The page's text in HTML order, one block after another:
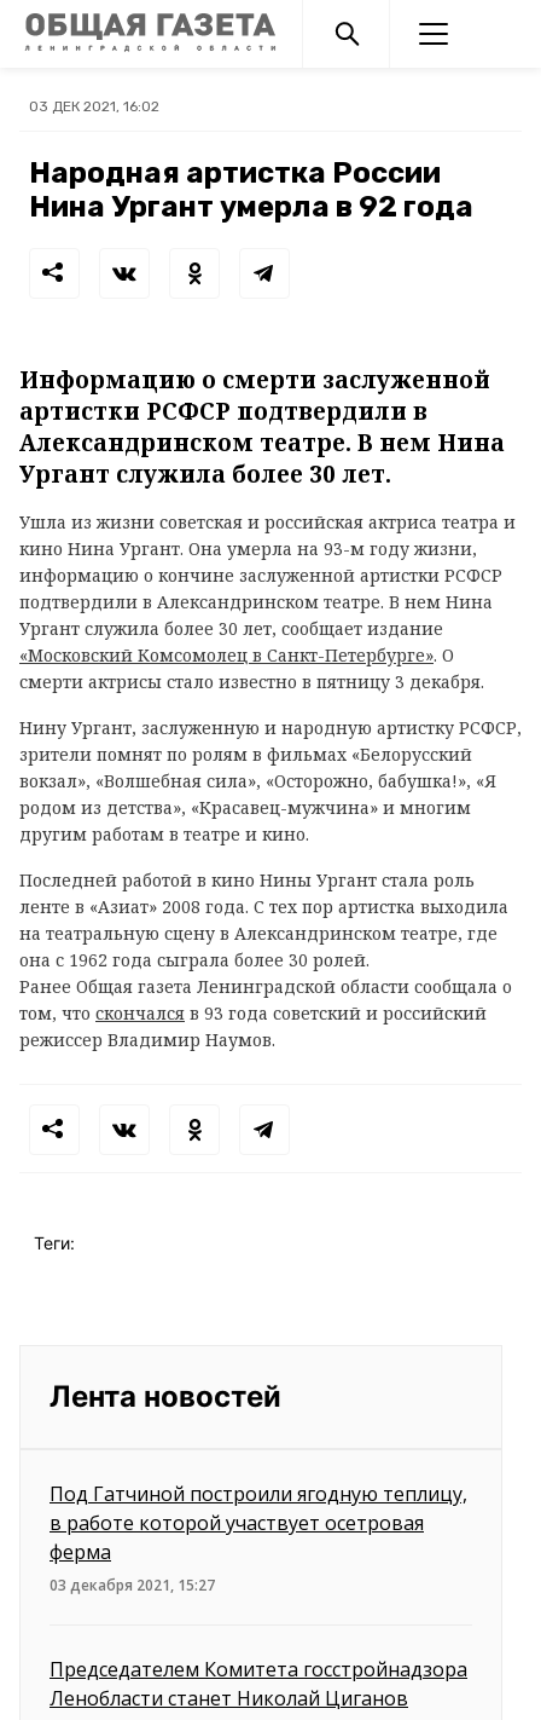
03 ДЕК 2021, 16:02
Народная артистка России
Нина Ургант умерла в 92 года
Информацию о смерти заслуженной
артистки РСФСР подтвердили в
Александринском театре. В нем Нина
Ургант служила более 30 лет.
Ушла из жизни советская и российская актриса театра и
кино Нина Ургант. Она умерла на 93-м году жизни,
информацию о кончине заслуженной артистки РСФСР
подтвердили в Александринском театре. В нем Нина
Ургант служила более 30 лет, сообщает издание
«Московский Комсомолец в Санкт-Петербурге». О
смерти актрисы стало известно в пятницу 3 декабря.
Нину Ургант, заслуженную и народную артистку РСФСР,
зрители помнят по ролям в фильмах «Белорусский
вокзал», «Волшебная сила», «Осторожно, бабушка!», «Я
родом из детства», «Красавец-мужчина» и многим
другим работам в театре и кино.
Последней работой в кино Нины Ургант стала роль
ленте в «Азиат» 2008 года. С тех пор артистка выходила
на театральную сцену в Александринском театре, где
она с 1962 года сыграла более 30 ролей.
Ранее Общая газета Ленинградской области сообщала о
том, что скончался в 93 года советский и российский
режиссер Владимир Наумов.
Теги:
Лента новостей
Под Гатчиной построили ягодную теплицу,
в работе которой участвует осетровая
ферма
03 декабря 2021, 15:27
Председателем Комитета госстройнадзора
Ленобласти станет Николай Циганов